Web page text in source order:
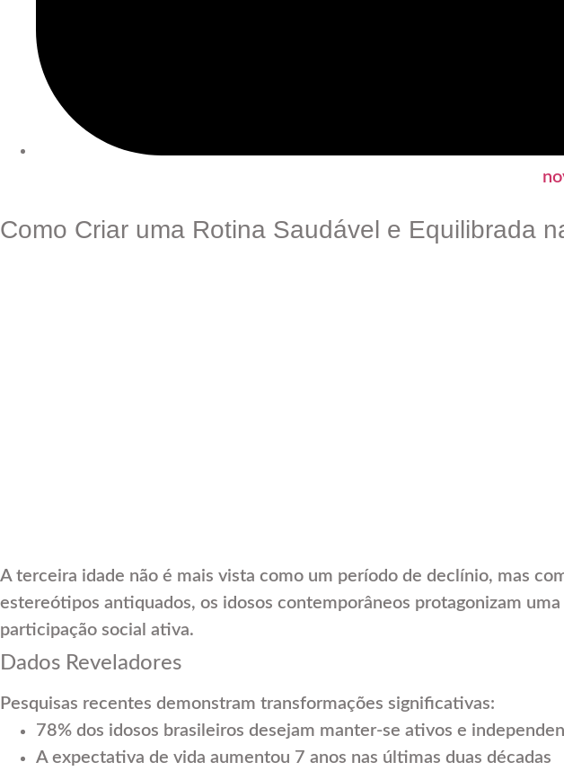
Como Criar uma Rotina Saudável e Equilibrada
A terceira idade não é mais vista como um período de declínio, mas
estereótipos antiquados, os idosos contemporâneos protagonizam
participação social ativa.
Dados Reveladores
Pesquisas recentes demonstram transformações significativas:
78% dos idosos brasileiros desejam manter-se ativos e
A expectativa de vida aumentou 7 anos nas últimas duas décadas